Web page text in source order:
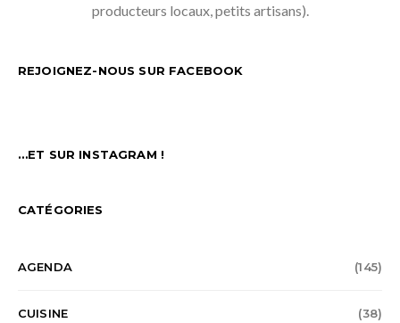
producteurs locaux, petits artisans).
REJOIGNEZ-NOUS SUR FACEBOOK
…ET SUR INSTAGRAM !
CATÉGORIES
AGENDA (145)
CUISINE (38)